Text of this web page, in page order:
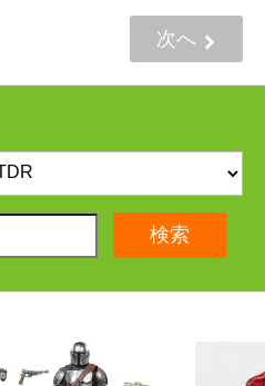
次へ
検索